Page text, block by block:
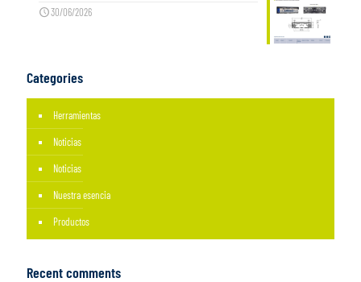
30/06/2026
Categories
Herramientas
Noticias
Noticias
Nuestra esencia
Productos
Recent comments